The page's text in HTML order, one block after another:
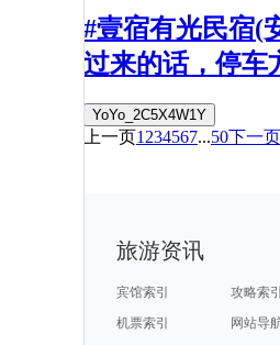
#壹宿有光民宿(
过来的话，停车
YoYo_2C5X4W1Y
上一页1 234567...50下一页
旅游资讯
宾馆索引
攻略索引
机票索引
网站导